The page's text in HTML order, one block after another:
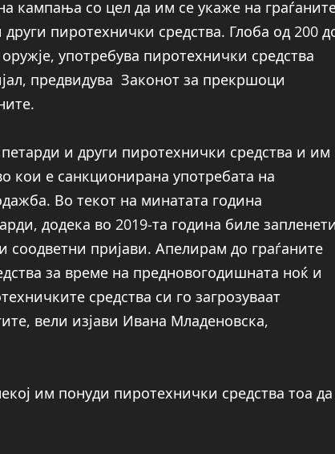
кампања со цел да им се укаже на
пиротехнички средства. Глоба од 200
употребува пиротехнички средства
предвидува Законот за прекршоци
и други пиротехнички средства и им
кои е санкционирана употребата на
Во текот на минатата година
додека во 2019-та година биле
пријави. Апелирам до граѓаните
за време на предновогодишната ноќ и
средства си го загрозуваат
вели изјави Ивана Младеновска,
им понуди пиротехнички средства тоа да